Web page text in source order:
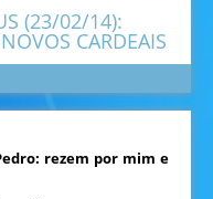
(23/02/14):
CARDEAIS
rezem por mim e